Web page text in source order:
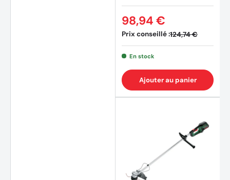
Prix conseillé :124,74 €
98,94 €
En stock
Ajouter au panier